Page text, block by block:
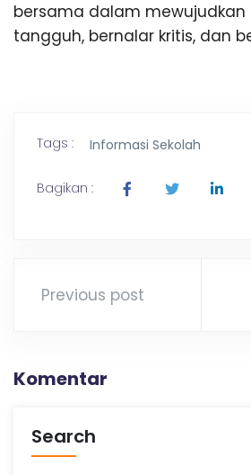
bersama dalam
tangguh, bernalar kritis, dan
Tags : Informasi Sekolah
Bagikan :
Previous post
Komentar
Search